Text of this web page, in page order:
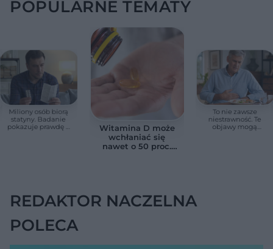
POPULARNE TEMATY
Miliony osób biorą
statyny. Badanie
pokazuje prawdę o
Witamina D może
wchłaniać się
nawet o 50 proc.
To nie zawsze
niestrawność. Te
objawy mogą
REDAKTOR NACZELNA
POLECA